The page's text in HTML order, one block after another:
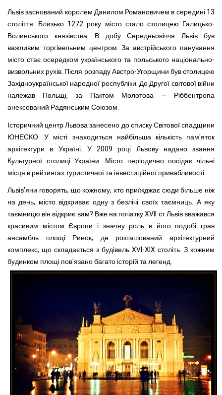
Львів заснований королем Данилом Романовичем в середині 13
століття. Близько 1272 року місто стало столицею Галицько-
Волинського князівства. В добу Середньовіччя Львів був
важливим торгівельним центром. За австрійського панування
місто стає осередком українського та польського національно-
визвольних рухів. Після розпаду Австро-Угорщини був столицею
Західноукраїнської народної республіки. До Другої світової війни
належав Польщі, за Пактом Молотова — Ріббентропа
анексований Радянським Союзом.
Історичний центр Львова занесено до списку Світової спадщини
ЮНЕСКО. У місті знаходиться найбільша кількість пам'яток
архітектури в Україні. У 2009 році Львову надано звання
Культурної столиці України. Місто періодично посідає чільні
місця в рейтингах туристичної та інвестиційної привабливості.
Львів'яни говорять, що кожному, хто приїжджає сюди більше ніж
на день, місто відкриває одну з безлічі своїх таємниць. А яку
таємницю він відкриє вам? Вже на початку XVII ст Львів вважався
красивим містом Європи і значну роль в його подобі грав
ансамбль площі Ринок, де розташований архітектурний
комплекс, що складається з будівель XVI-XIX століть. З кожним
будинком площі пов'язано багато історій та легенд.